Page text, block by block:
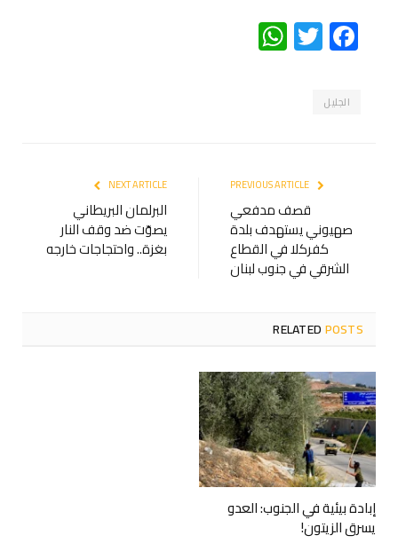
Facebook
Twitter
WhatsApp
الجليل
قصف مدفعي
صهيوني يستهدف بلدة
كفركلا في القطاع
‫الشرقي في جنوب لبنان
NEXT ARTICLE
البرلمان البريطاني
يصوّت ضد وقف النار
بغزة.. واحتجاجات خارجه
RELATEDPOSTS
إبادة بيئية في الجنوب: العدو
يسرق الزيتون!